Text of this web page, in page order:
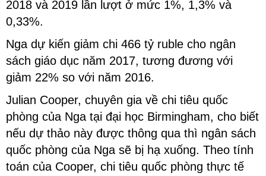
2018 và 2019 lần lượt ở mức 1%, 1,3% và
0,33%.
Nga dự kiến giảm chi 466 tỷ ruble cho ngân
sách giáo dục năm 2017, tương đương với
giảm 22% so với năm 2016.
Julian Cooper, chuyên gia về chi tiêu quốc
phòng của Nga tại đại học Birmingham, cho biết
nếu dự thảo này được thông qua thì ngân sách
quốc phòng của Nga sẽ bị hạ xuống. Theo tính
toán của Cooper, chi tiêu quốc phòng thực tế